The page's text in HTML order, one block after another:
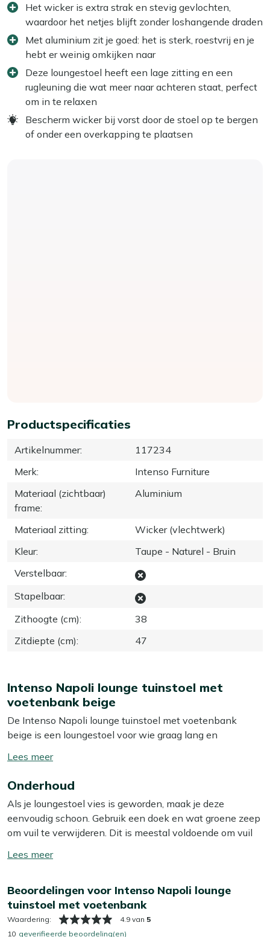
Productspecificaties
Artikelnummer:
117234
Merk:
Intenso Furniture
Materiaal (zichtbaar)
frame:
Aluminium
Materiaal zitting:
Wicker (vlechtwerk)
Kleur:
Taupe - Naturel - Bruin
Verstelbaar:
Stapelbaar:
Zithoogte (cm):
38
Zitdiepte (cm): 47
Het wicker is extra strak en stevig gevlochten,
waardoor het netjes blijft zonder loshangende draden
Met aluminium zit je goed: het is sterk, roestvrij en je
hebt er weinig omkijken naar
Deze loungestoel heeft een lage zitting en een
rugleuning die wat meer naar achteren staat, perfect
om in te relaxen
Bescherm wicker bij vorst door de stoel op te bergen
of onder een overkapping te plaatsen
Intenso Napoli lounge tuinstoel met
voetenbank beige
De Intenso Napoli lounge tuinstoel met voetenbank
beige is een loungestoel voor wie graag lang en
als je een vaste loungehoek wilt maken waar je niet
het aluminium frame blijft de stoel licht van gewicht,
roest hij niet en kun je hem toch makkelijk verplaatsen
als je je terras anders wilt indelen. De wicker zitting en
rugleuning zijn handgevlochten en vochtbestendig,
waardoor je jarenlang plezier hebt van deze loungestoel.
Loungestoel met voetenbank:
achterover en legt je benen meteen ontspannen neer
Aluminium frame:licht om te verplaatsen en kan
Toon/verberg
meer
Onderhoud
Als je loungestoel vies is geworden, maak je deze
eenvoudig schoon. Gebruik een doek en wat groene zeep
om vuil te verwijderen. Dit is meestal voldoende om vuil
minstens twee keer per jaar grondig schoon te maken
gebruik je dan onze Kees Smit Multi-surface reiniger. Let
op: gebruik géén hogedrukreiniger. Dit lijkt handig, maar
kan het materiaal beschadigen.
Toon/verberg
Beoordelingen voor Intenso Napoli lounge
tuinstoel met voetenbank
Waardering: 4.9 van 5
10 geverifieerde beoordeling(en)